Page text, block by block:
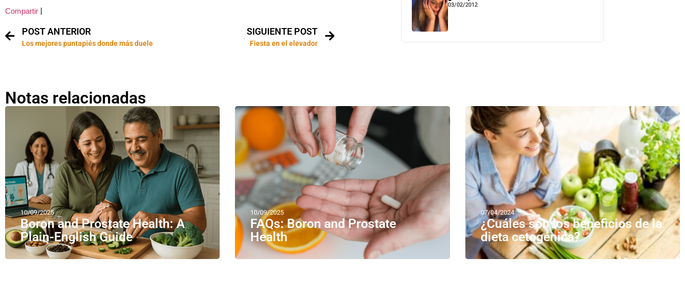
Compartir |
POST ANTERIOR
Los mejores puntapiés donde más duele
SIGUIENTE POST
Fiesta en el elevador
03/02/2012
Notas relacionadas
10/09/2025
Boron and Prostate Health: A
Plain-English Guide
10/09/2025
FAQs: Boron and Prostate
Health
07/04/2024
¿Cuáles son los beneficios de la
dieta cetogénica?